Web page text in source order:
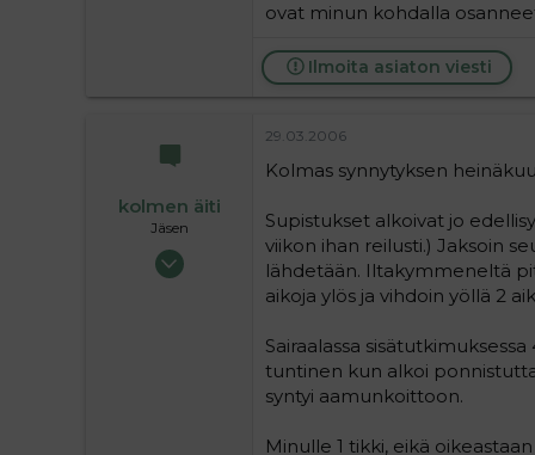
ovat minun kohdalla
Ilmoita asiaton viesti
kolmen äiti
Jäsen
16.05.2004
29.03.2006
Kolmas synnytyksen
Supistukset alkoivat jo
viikon ihan reilusti.) Jaksoin
lähdetään. Iltakymmeneltä
aikoja ylös ja vihdoin yöllä 2
Sairaalassa
tuntinen kun alkoi
syntyi aamunkoittoon.
Minulle 1 tikki, eikä